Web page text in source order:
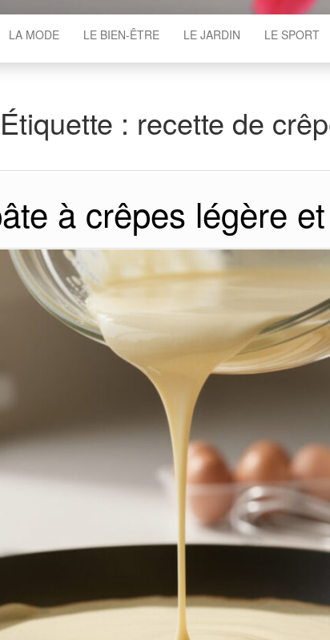
LA MODE LE BIEN-ÊTRE LE JARDIN LE SPORT
Étiquette : recette de
à crêpes légère